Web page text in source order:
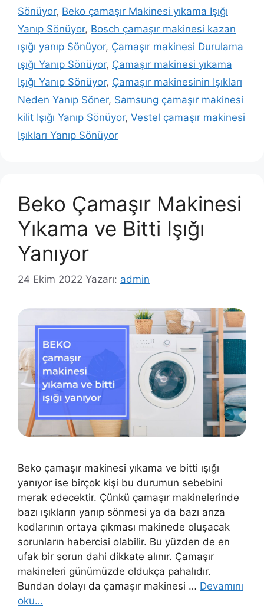
Sönüyor, Beko çamaşır Makinesi yıkama Işığı
Yanıp Sönüyor, Bosch çamaşır makinesi kazan
ışığı yanıp Sönüyor, Çamaşır makinesi Durulama
ışığı Yanıp Sönüyor, Çamaşır makinesi yıkama
Işığı Yanıp Sönüyor, Çamaşır makinesinin Işıkları
Neden Yanıp Söner, Samsung çamaşır makinesi
kilit Işığı Yanıp Sönüyor, Vestel çamaşır makinesi
Işıkları Yanıp Sönüyor
Beko Çamaşır Makinesi
Yıkama ve Bitti Işığı
Yanıyor
24 Ekim 2022 Yazarı: admin
Beko çamaşır makinesi yıkama ve bitti ışığı
yanıyor ise birçok kişi bu durumun sebebini
merak edecektir. Çünkü çamaşır makinelerinde
bazı ışıkların yanıp sönmesi ya da bazı arıza
kodlarının ortaya çıkması makinede oluşacak
sorunların habercisi olabilir. Bu yüzden de en
ufak bir sorun dahi dikkate alınır. Çamaşır
makineleri günümüzde oldukça pahalıdır.
Bundan dolayı da çamaşır makinesi … Devamını
oku…